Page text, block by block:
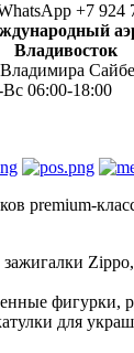
+7 924
06:00-18:00
premium-
фигурки,
для